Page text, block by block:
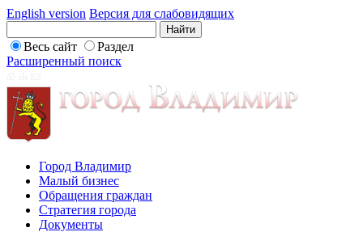
English version Версия для слабовидящих
Весь сайт
Раздел
Расширенный поиск
Город Владимир
Малый бизнес
Обращения граждан
Стратегия города
Документы